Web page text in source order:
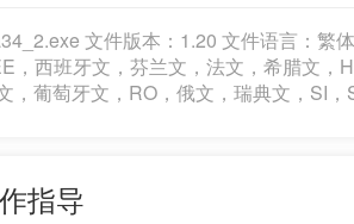
文件版本：1.20 文件语言：繁
，西班牙文，芬兰文，法文，希腊文，
，葡萄牙文，RO，俄文，瑞典文，SI
指导